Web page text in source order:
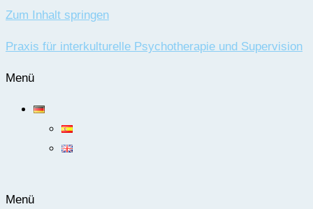
Zum Inhalt springen
Praxis für interkulturelle Psychotherapie und Supervision
Menü
Menü